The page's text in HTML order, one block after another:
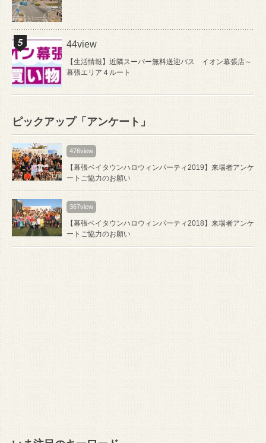
44view
【生活情報】近隣スーパー無料送迎バス イオン幕張店～
幕張エリア４ルート
ピックアップ「アンケート」
476view
【幕張ベイタウンハロウィンパーティ2019】来場者アンケ
ートご協力のお願い
367view
【幕張ベイタウンハロウィンパーティ2018】来場者アンケ
ートご協力のお願い